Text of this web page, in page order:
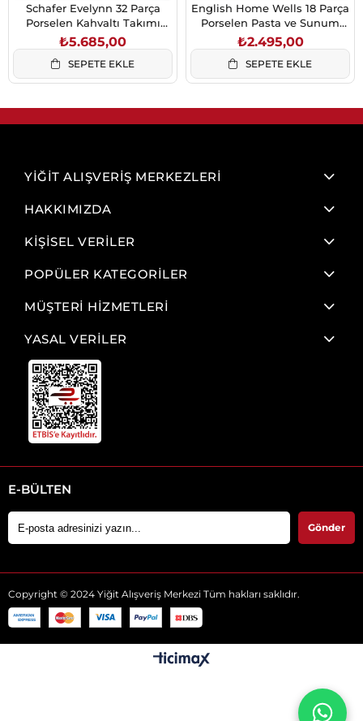
Schafer Evelynn 32 Parça
Porselen Kahvaltı Takımı
Siyah
₺5.685,00
SEPETE EKLE
English Home Wells 18 Parça
Porselen Pasta ve Sunum
Seti 6 Kişilik Mavi
₺2.495,00
SEPETE EKLE
YİĞİT ALIŞVERİŞ MERKEZLERİ
HAKKIMIZDA
KİŞİSEL VERİLER
POPÜLER KATEGORİLER
MÜŞTERİ HİZMETLERİ
YASAL VERİLER
E-BÜLTEN
Gönder
Copyright © 2024 Yiğit Alışveriş Merkezi Tüm hakları saklıdır.